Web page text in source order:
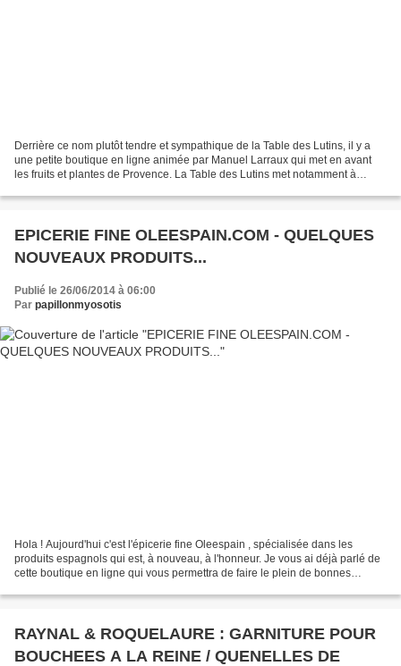
Derrière ce nom plutôt tendre et sympathique de la Table des Lutins, il y a
une petite boutique en ligne animée par Manuel Larraux qui met en avant
les fruits et plantes de Provence. La Table des Lutins met notamment à
EPICERIE FINE OLEESPAIN.COM - QUELQUES
NOUVEAUX PRODUITS...
Publié le 26/06/2014 à 06:00
Par papillonmyosotis
Hola ! Aujourd'hui c'est l'épicerie fine Oleespain , spécialisée dans les
produits espagnols qui est, à nouveau, à l'honneur. Je vous ai déjà parlé de
cette boutique en ligne qui vous permettra de faire le plein de bonnes
RAYNAL & ROQUELAURE : GARNITURE POUR
BOUCHEES A LA REINE / QUENELLES DE